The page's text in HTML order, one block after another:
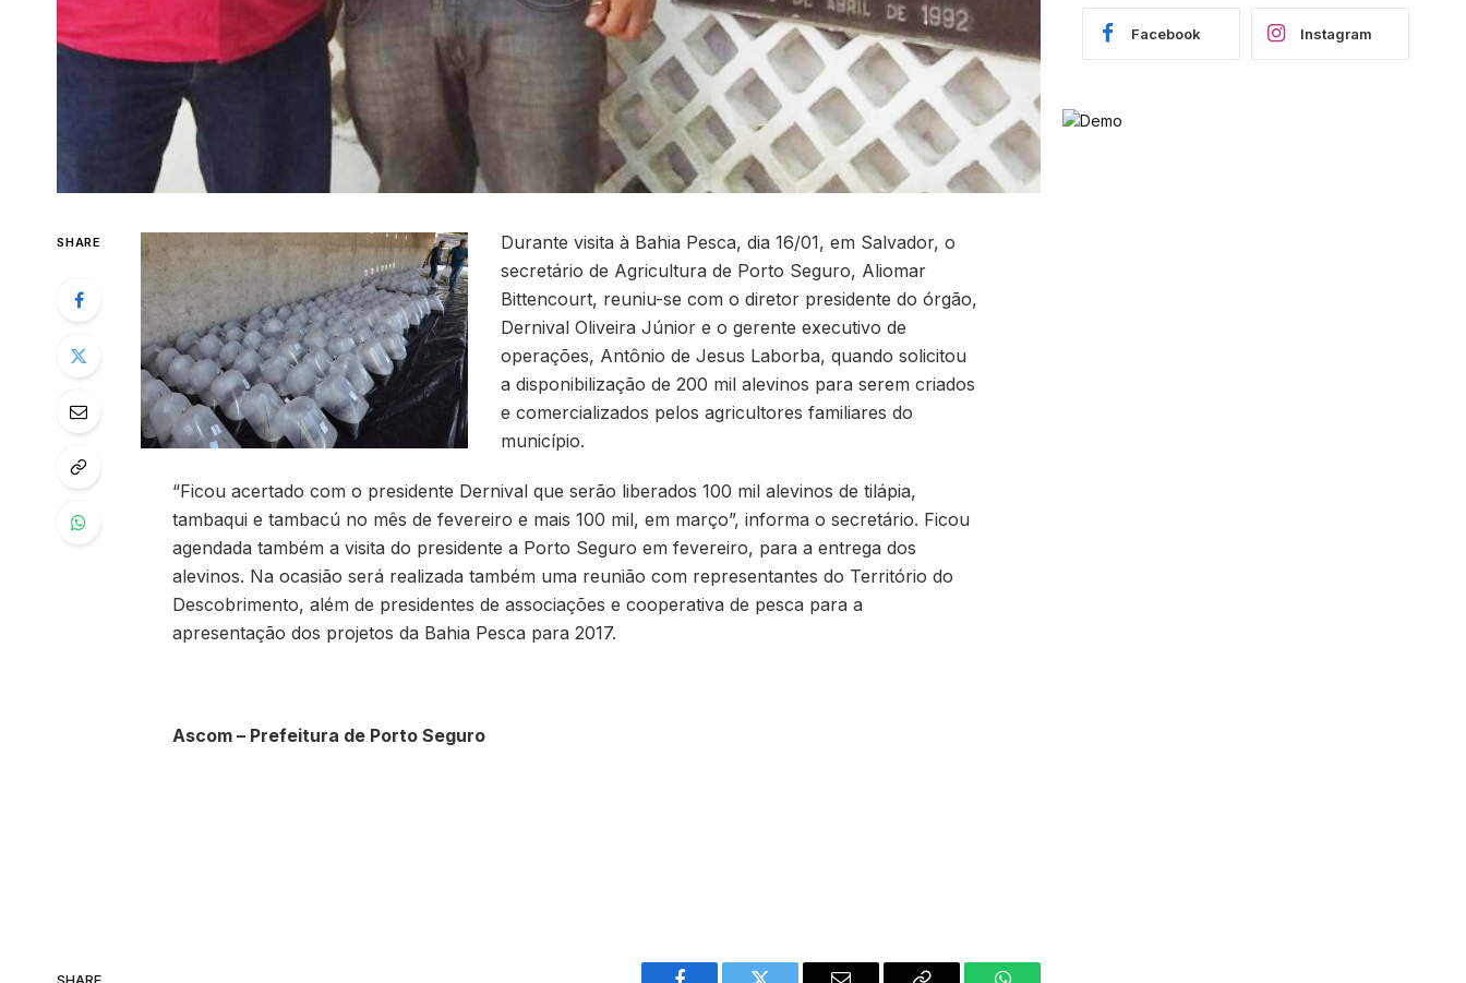
SHARE
Durante visita à Bahia Pesca, dia 16/01, em Salvador, o
secretário de Agricultura de Porto Seguro, Aliomar
Bittencourt, reuniu-se com o diretor presidente do órgão,
Dernival Oliveira Júnior e o gerente executivo de
operações, Antônio de Jesus Laborba, quando solicitou
a disponibilização de 200 mil alevinos para serem criados
e comercializados pelos agricultores familiares do
município.
“Ficou acertado com o presidente Dernival que serão liberados 100 mil alevinos de tilápia,
tambaqui e tambacú no mês de fevereiro e mais 100 mil, em março”, informa o secretário. Ficou
agendada também a visita do presidente a Porto Seguro em fevereiro, para a entrega dos
alevinos. Na ocasião será realizada também uma reunião com representantes do Território do
Descobrimento, além de presidentes de associações e cooperativa de pesca para a
apresentação dos projetos da Bahia Pesca para 2017.
Ascom – Prefeitura de Porto Seguro
SHARE.
Facebook Instagram